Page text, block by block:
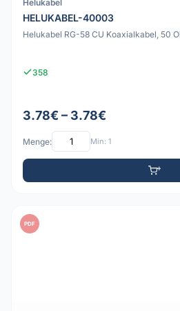
Helukabel
HELUKABEL-40003
Helukabel RG-58 CU Koaxialkabel, 50
358
3.78€ – 3.78€
Menge: Min: 1
PDF